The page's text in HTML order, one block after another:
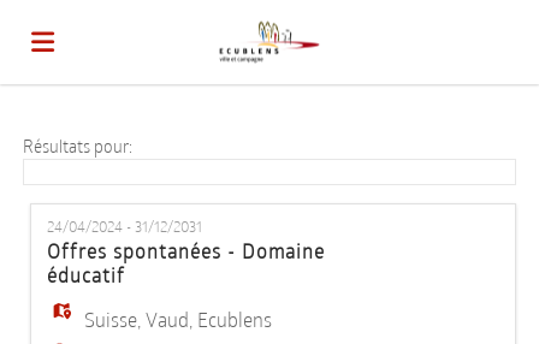
Emplois
Déposez
Résultats pour:
24/04/2024 - 31/12/2031
Offres spontanées - Domaine
éducatif
Suisse ,Vaud Ecublens